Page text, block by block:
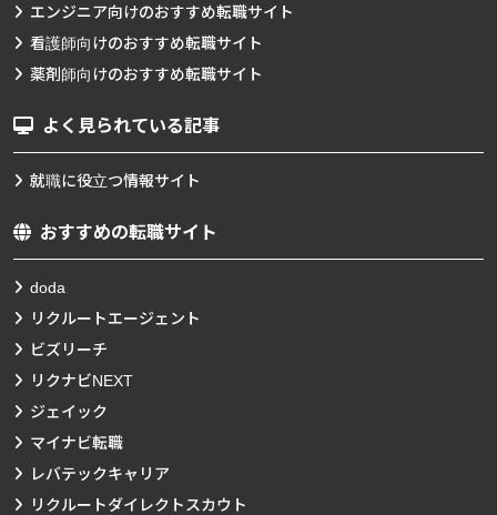
エンジニア向けのおすすめ転職サイト
看護師向けのおすすめ転職サイト
薬剤師向けのおすすめ転職サイト
よく見られている記事
就職に役立つ情報サイト
おすすめの転職サイト
doda
リクルートエージェント
ビズリーチ
リクナビNEXT
ジェイック
マイナビ転職
レバテックキャリア
リクルートダイレクトスカウト